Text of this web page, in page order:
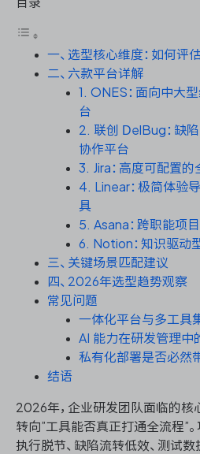
测试管理
研发效能管理
资源和工时管理
服务台和工单管理
IPD 研发管理
ASPICE 研发管理
一、选型核心维度：如何评
二、六款平台详解
1. ONES：面向中大
台
2. 联创 DelBug：缺
协作平台
3. Jira：高度可配置
4. Linear：极简体验
具
5. Asana：跨职能项
6. Notion：知识驱动
三、关键场景匹配建议
四、2026年选型趋势观察
常见问题
一体化平台与多工具
AI 能力在研发管理中
私有化部署是否必然
结语
2026年，企业研发团队面临的核
转向”工具能否真正打通全流程”
执行脱节、缺陷流转低效、测试